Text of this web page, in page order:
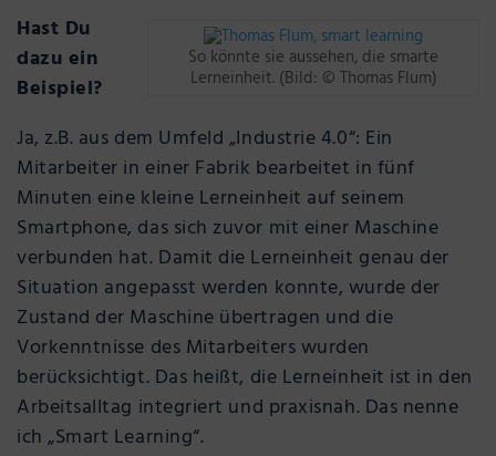
So könnte sie aussehen, die smarte
Lerneinheit. (Bild: © Thomas Flum)
Hast Du
dazu ein
Beispiel?
Ja, z.B. aus dem Umfeld „Industrie 4.0“: Ein
Mitarbeiter in einer Fabrik bearbeitet in fünf
Minuten eine kleine Lerneinheit auf seinem
Smartphone, das sich zuvor mit einer Maschine
verbunden hat. Damit die Lerneinheit genau der
Situation angepasst werden konnte, wurde der
Zustand der Maschine übertragen und die
Vorkenntnisse des Mitarbeiters wurden
berücksichtigt. Das heißt, die Lerneinheit ist in den
Arbeitsalltag integriert und praxisnah. Das nenne
ich „Smart Learning“.